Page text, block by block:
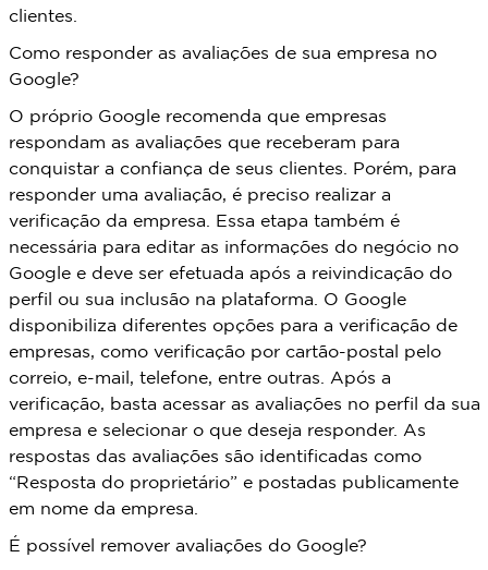
clientes.
Como responder as avaliações de sua empresa no
Google?
O próprio Google recomenda que empresas
respondam as avaliações que receberam para
conquistar a confiança de seus clientes. Porém, para
responder uma avaliação, é preciso realizar a
verificação da empresa. Essa etapa também é
necessária para editar as informações do negócio no
Google e deve ser efetuada após a reivindicação do
perfil ou sua inclusão na plataforma. O Google
disponibiliza diferentes opções para a verificação de
empresas, como verificação por cartão-postal pelo
correio, e-mail, telefone, entre outras. Após a
verificação, basta acessar as avaliações no perfil da sua
empresa e selecionar o que deseja responder. As
respostas das avaliações são identificadas como
“Resposta do proprietário” e postadas publicamente
em nome da empresa.
É possível remover avaliações do Google?